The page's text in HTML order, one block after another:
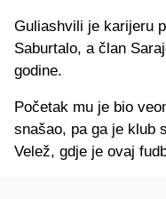
Guliashvili je karijeru
Saburtalo, a član
godine.
Početak mu je bio
snašao, pa ga je klub
Velež, gdje je ovaj